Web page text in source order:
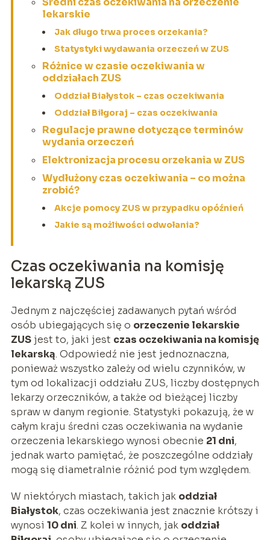
lekarskie
Jak długo trwa proces orzekania?
Statystyki wydawania orzeczeń w ZUS
Różnice w czasie oczekiwania w
oddziałach ZUS
Oddział Białystok – czas oczekiwania
Oddział Biłgoraj – czas oczekiwania
Regulacje prawne dotyczące terminów
wydania orzeczeń
Elektronizacja procesu orzekania w ZUS
Wydłużony czas oczekiwania – co można
zrobić?
Akcje pomocy ZUS w przypadku opóźnień
Jakie są możliwości odwołania?
Czas oczekiwania na komisję
lekarską ZUS
Jednym z najczęściej zadawanych pytań wśród
osób ubiegających się o orzeczenie lekarskie
ZUSjest to, jaki jest czas oczekiwania na komisję
lekarską. Odpowiedź nie jest jednoznaczna,
ponieważ wszystko zależy od wielu czynników, w
tym od lokalizacji oddziału ZUS, liczby dostępnych
lekarzy orzeczników, a także od bieżącej liczby
spraw w danym regionie. Statystyki pokazują, że w
całym kraju średni czas oczekiwania na wydanie
orzeczenia lekarskiego wynosi obecnie 21 dni,
jednak warto pamiętać, że poszczególne oddziały
mogą się diametralnie różnić pod tym względem.
W niektórych miastach, takich jak oddział
Białystok, czas oczekiwania jest znacznie krótszy i
wynosi 10 dni. Z kolei w innych, jak oddział